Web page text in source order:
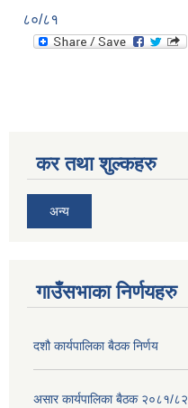
८०/८१
कर तथा शुल्कहरु
अन्य
गाउँसभाका निर्णयहरु
दशौ कार्यपालिका बैठक निर्णय
असार कार्यपालिका बैठक २०८१/८२